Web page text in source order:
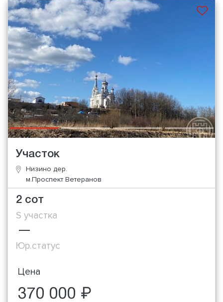
Участок
Низино дер.
м.Проспект Ветеранов
2 сот
S участка
—
Юр.статус
Цена
370 000 ₽